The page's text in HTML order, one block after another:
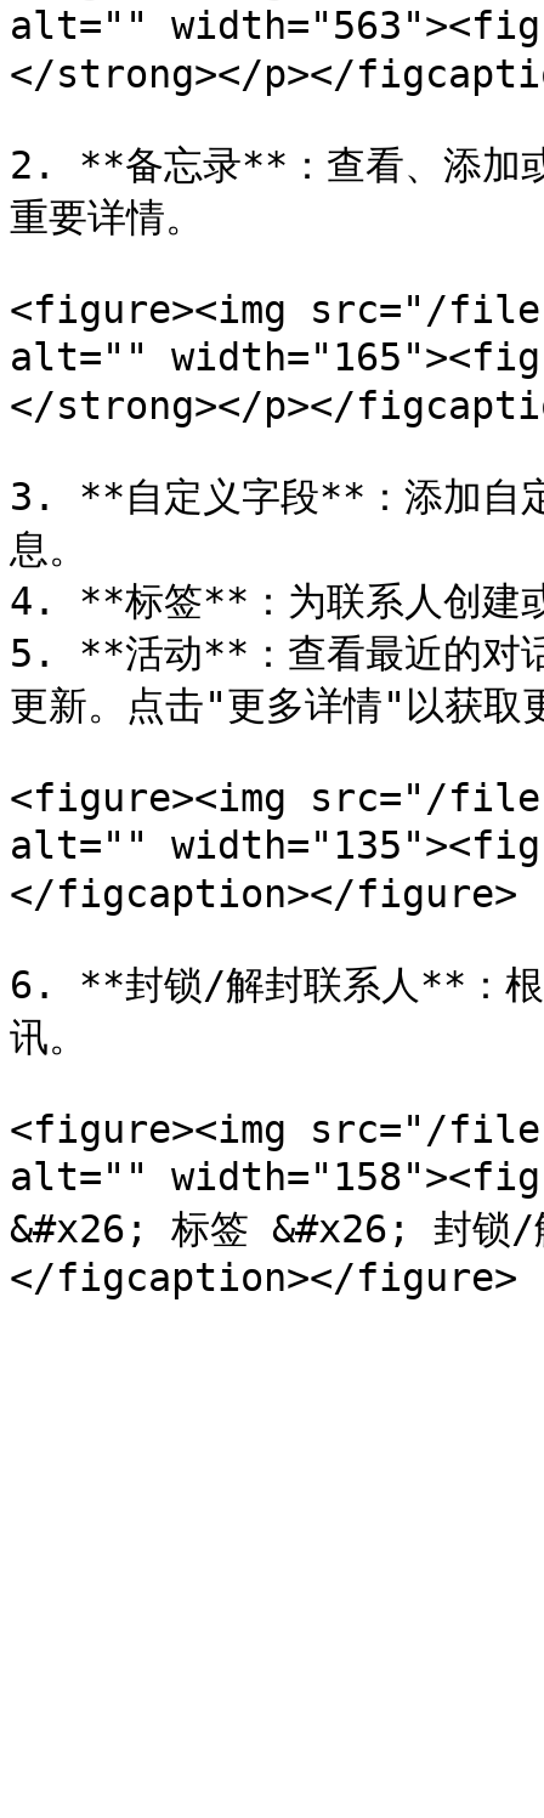
alt=""
</strong></p></
2. **备忘录**：查看、添加
重要详情。
<figure><img src="/
alt=""
</strong></p></
3. **自定义字段**：添加自
息。
4. **标签**：为联系人创建
5. **活动**：查看最近的对
更新。点击"更多详情"以获取
<figure><img src="/
alt=""
</figcaption></figure>
6. **封锁/解封联系人**：根
讯。
<figure><img src="/files/
alt=""
&#x26; 标签 &#x26; 封锁/